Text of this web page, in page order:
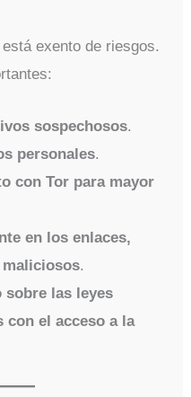
exento de riesgos.
sospechosos.
personales.
con Tor para mayor
en los enlaces,
maliciosos.
sobre las leyes
con el acceso a la